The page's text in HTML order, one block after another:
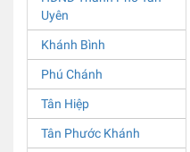
Uyên
Khánh Bình
Phú Chánh
Tân Hiệp
Tân Phước Khánh